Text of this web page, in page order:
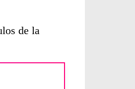
de la